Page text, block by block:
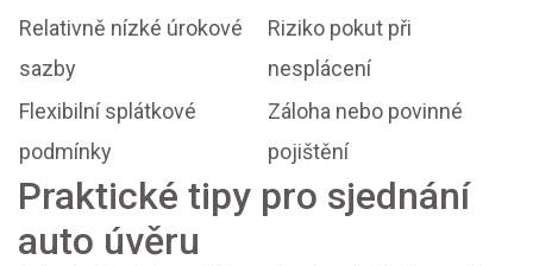
Relativně nízké úrokové
sazby
Riziko pokut při
nesplácení
Flexibilní splátkové
podmínky
Záloha nebo povinné
pojištění
Praktické tipy pro sjednání
auto úvěru